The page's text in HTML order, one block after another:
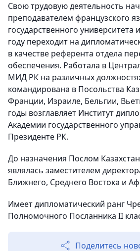
Свою трудовую деятельность
преподавателем французского
государственного университета
году переходит на
в качестве референта отдела
обеспечения. Работала в
МИД РК на различных
командирована в Посольства
Франции, Израиле, Бельгии,
годы возглавляет Институт
Академии государственного
Президенте РК.
До назначения Послом
являлась заместителем
Ближнего, Среднего Востока и
Имеет дипломатический ранг
Полномочного Посланника IІ
Поделитесь